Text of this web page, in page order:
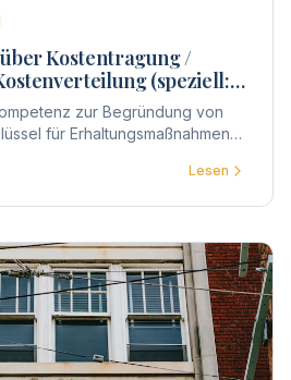
Kostentragung /
(speziell:
zur Begründung von
für Erhaltungsmaßnahmen
einzelner Gebäudeteile zuLesen